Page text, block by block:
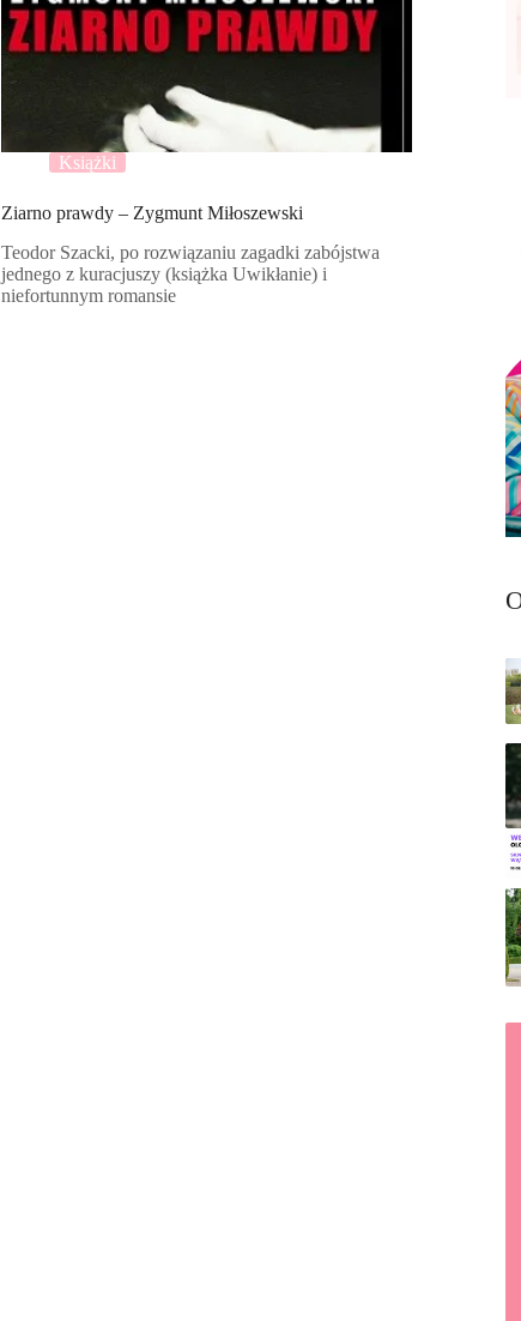
Książki
Ziarno prawdy – Zygmunt Miłoszewski
Teodor Szacki, po rozwiązaniu zagadki zabójstwa
jednego z kuracjuszy (książka Uwikłanie) i
niefortunnym romansie